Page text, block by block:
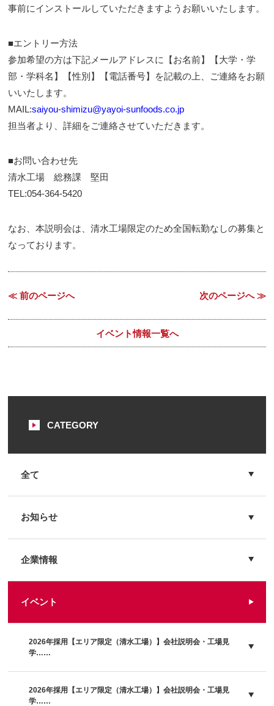
事前にインストールしていただきますようお願いいたします。
■エントリー方法
参加希望の方は下記メールアドレスに【お名前】【大学・学
部・学科名】【性別】【電話番号】を記載の上、ご連絡をお願
いいたします。
MAIL:saiyou-shimizu@yayoi-sunfoods.co.jp
担当者より、詳細をご連絡させていただきます。
■お問い合わせ先
清水工場 総務課 堅田
TEL:054-364-5420
なお、本説明会は、清水工場限定のため全国転勤なしの募集と
なっております。
≪ 前のページへ 次のページへ ≫
イベント情報一覧へ
CATEGORY
全て
お知らせ
企業情報
イベント
2026年採用【エリア限定（清水工場）】会社説明会・工場見
学……
2026年採用【エリア限定（清水工場）】会社説明会・工場見
学……